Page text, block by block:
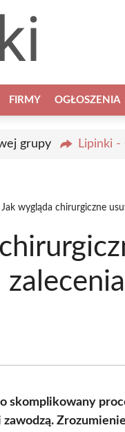
FIRMY OGŁOSZENIA
grupy Lipinki -
Jak wygląda chirurgiczne
skomplikowany